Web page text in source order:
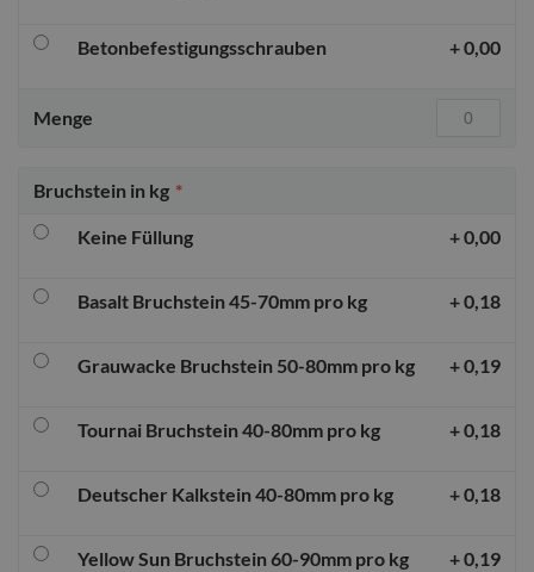
Betonbefestigungsschrauben +0,00
Menge
Bruchstein in kg
Keine Füllung +0,00
Basalt Bruchstein 45-70mm pro kg +0,18
Grauwacke Bruchstein 50-80mm pro kg +0,19
Tournai Bruchstein 40-80mm pro kg +0,18
Deutscher Kalkstein 40-80mm pro kg +0,18
Yellow Sun Bruchstein 60-90mm pro kg +0,19